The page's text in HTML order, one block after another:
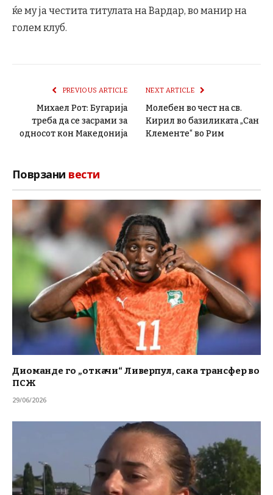
ќе му ја честита титулата на Вардар, во манир на
голем клуб.
PREVIOUS ARTICLE
Михаел Рот: Бугарија
треба да се засрами за
односот кон Македонија
NEXT ARTICLE
Молебен во чест на св.
Кирил во базиликата „Сан
Клементе“ во Рим
Поврзани вести
Диоманде го „откачи“ Ливерпул, сака трансфер во
ПСЖ
29/06/2026